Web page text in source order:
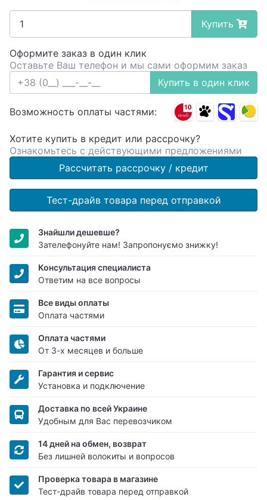
Купить
Оформите заказ в один клик
Оставьте Ваш телефон и мы сами оформим заказ
Купить в один клик
Возможность оплаты частями:
Хотите купить в кредит или рассрочку?
Ознакомьтесь с действующими предложениями
Рассчитать рассрочку / кредит
Тест-драйв товара перед отправкой
Знайшли дешевше?
Зателефонуйте нам! Запропонуємо знижку!
Консультация специалиста
Ответим на все вопросы
Все виды оплаты
Оплата частями
Оплата частями
От 3-х месяцев и больше
Гарантия и сервис
Установка и подключение
Доставка по всей Украине
Удобным для Вас перевозчиком
14 дней на обмен, возврат
Без лишней волокиты и вопросов
Проверка товара в магазине
Тест-драйв товара перед отправкой